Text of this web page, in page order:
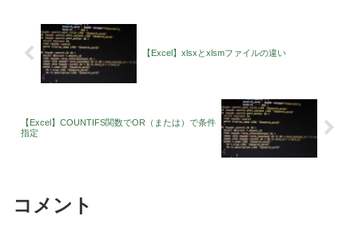
【Excel】xlsxとxlsmファイルの違い
【Excel】COUNTIFS関数でOR（または）で条件
指定
コメント